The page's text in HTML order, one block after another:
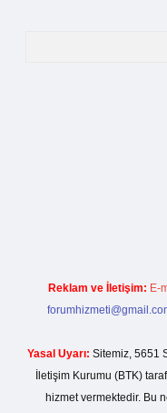
Reklam ve İletişim: E-
Yasal Uyarı: Sitemiz, 5651
İletişim Kurumu (BTK)
hizmet vermektedir. Bu